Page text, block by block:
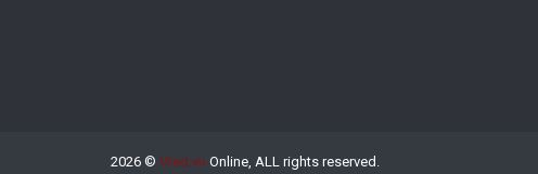
2026 © Vted.vn Online, ALL rights reserved.